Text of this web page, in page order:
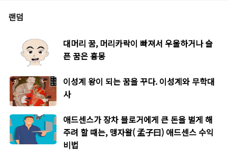
랜덤
대머리 꿈, 머리카락이 빠져서 우울하거나 슬
픈 꿈은 흉몽
이성계 왕이 되는 꿈을 꾸다. 이성계와 무학대
사
애드센스가 장차 블로거에게 큰 돈을 벌게 해
주려 할 때는, 맹자왈( 孟子曰) 애드센스 수익
비법